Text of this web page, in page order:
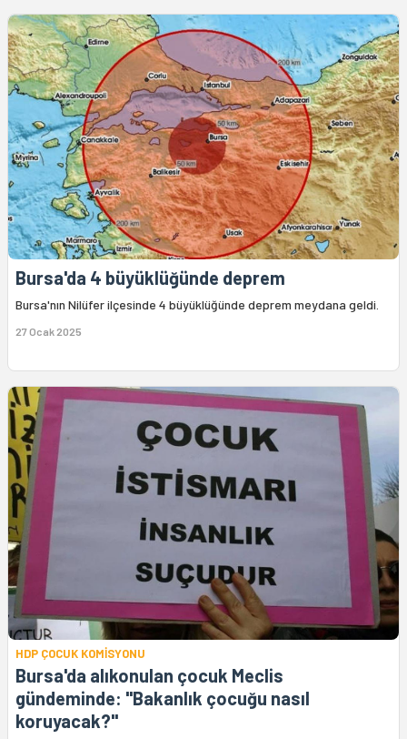
Bursa'da 4 büyüklüğünde deprem
Bursa'nın Nilüfer ilçesinde 4 büyüklüğünde deprem meydana geldi.
27 Ocak 2025
HDP ÇOCUK KOMİSYONU
Bursa'da alıkonulan çocuk Meclis
gündeminde: "Bakanlık çocuğu nasıl
koruyacak?"